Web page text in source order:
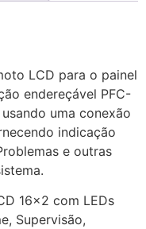
LCD para o painel
endereçável PFC-
uma conexão
indicação
e outras
16×2 com LEDs
Supervisão,